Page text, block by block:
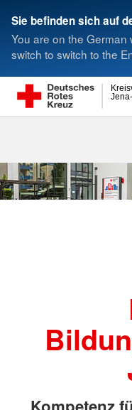
Sie befinden sich auf
You are on the
switch to switch to the